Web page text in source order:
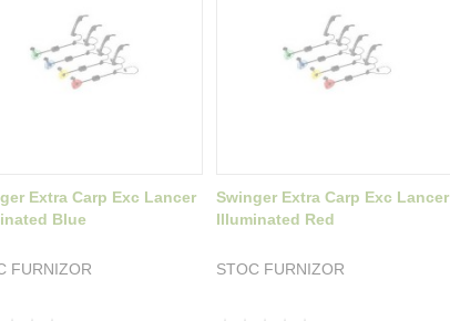
Extra Carp Exc Lancer
Blue
FURNIZOR
Swinger Extra Carp Exc Lancer
Illuminated Red
STOC FURNIZOR